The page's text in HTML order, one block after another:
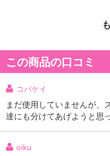
この商品の口コミ
コバケイ
まだ使用していませんが、
達にも分けてあげようと思
oiku